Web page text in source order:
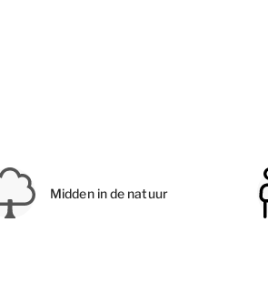
Midden in de natuur